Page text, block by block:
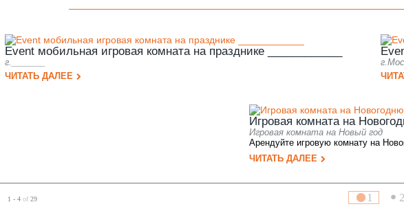
Event мобильная игровая комната на празднике ____________
г._______
ЧИТАТЬ ДАЛЕЕ
Игровая комната на
Игровая комната на Новый год
Арендуйте игровую комнату на
ЧИТАТЬ ДАЛЕЕ
1 - 4of 29 1 2